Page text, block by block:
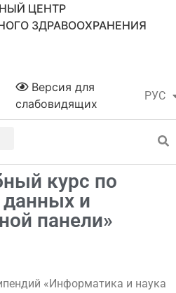
ЦЕНТР
ЗДРАВООХРАНЕНИЯ
РУС
ҚАЗ
Версия для
слабовидящих
курс по
данных и
панели»
«Информатика и наука